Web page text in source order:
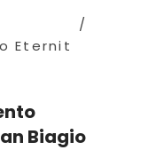
Eternit
Biagio